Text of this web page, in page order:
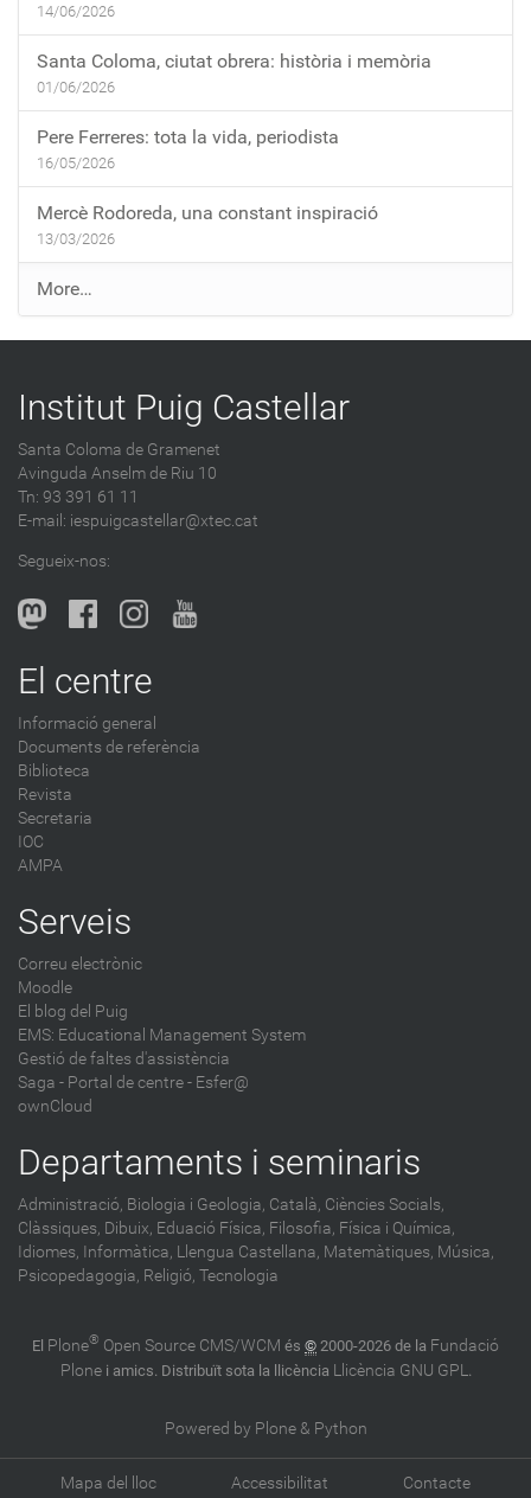
14/06/2026
Santa Coloma, ciutat obrera: història i memòria
01/06/2026
Pere Ferreres: tota la vida, periodista
16/05/2026
Mercè Rodoreda, una constant inspiració
13/03/2026
E
n
t
a
e
s
a
b
l
o
-
More…
Institut Puig Castellar
Santa Coloma de Gramenet
Avinguda Anselm de Riu 10
Tn: 93 391 61 11
E-mail: iespuigcastellar@xtec.cat
Segueix-nos:
El centre
Informació general
Documents de referència
Biblioteca
Revista
Secretaria
IOC
AMPA
Serveis
Correu electrònic
Moodle
El blog del Puig
EMS: Educational Management System
Gestió de faltes d'assistència
Saga - Portal de centre - Esfer@
ownCloud
Departaments i seminaris
Administració, Biologia i Geologia, Català, Ciències Socials,
Clàssiques, Dibuix, Eduació Física, Filosofia, Física i Química,
Idiomes, Informàtica, Llengua Castellana, Matemàtiques, Música,
Psicopedagogia, Religió, Tecnologia
El Plone® Open Source CMS/WCM és © 2000-2026 de la Fundació
Plonei amics. Distribuït sota la llicència Llicència GNU GPL.
Powered by Plone & Python
Mapa del lloc Accessibilitat Contacte